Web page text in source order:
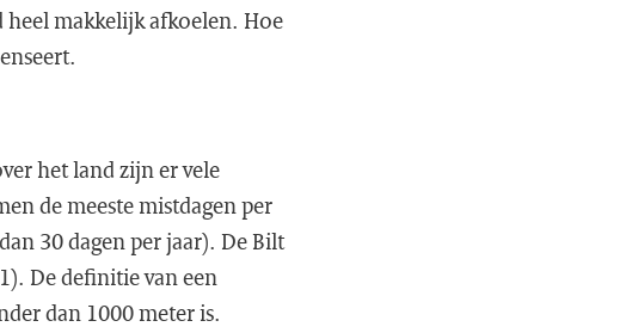
makkelijk afkoelen. Hoe
het land zijn er vele
de meeste mistdagen per
30 dagen per jaar). De Bilt
De definitie van een
dan 1000 meter is.